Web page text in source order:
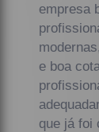
empresa
e boa
que já foi